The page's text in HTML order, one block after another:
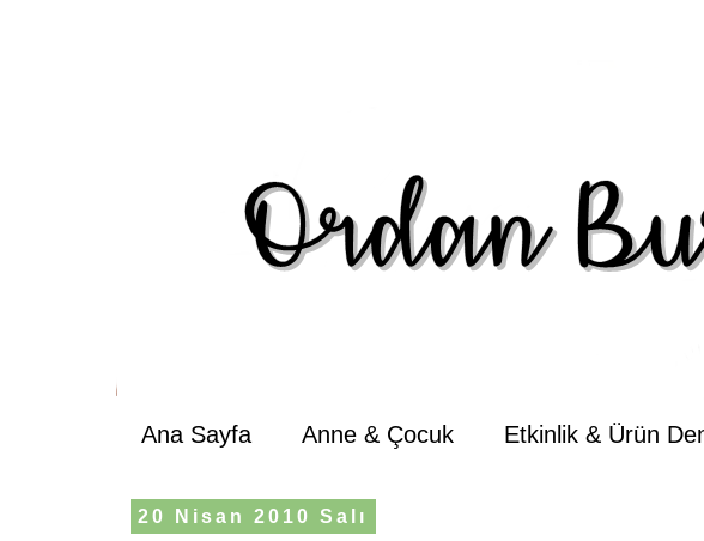
Ana Sayfa Anne & Çocuk Etkinlik & Ürün
20 Nisan 2010 Salı